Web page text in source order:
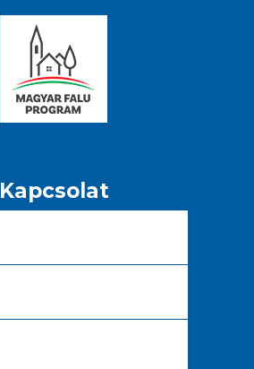
Kapcsolat